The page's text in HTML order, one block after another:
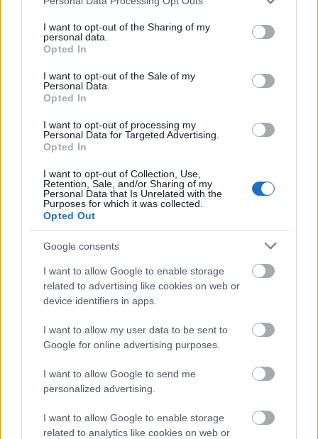
not limited to your visit or usage behaviour. You may click to
grant or deny consent to Google and its third-party tags to
use your data for below specified purposes in below Google
consent section.
I want to opt-out of the Sharing of my
personal data.
Opted In
I want to opt-out of the Sale of my
Personal Data.
Opted In
I want to opt-out of processing my
Personal Data for Targeted Advertising.
Opted In
I want to opt-out of Collection, Use,
Retention, Sale, and/or Sharing of my
Personal Data that Is Unrelated with the
Purposes for which it was collected.
Opted Out
Google consents
I want to allow Google to enable storage
related to advertising like cookies on web or
device identifiers in apps.
I want to allow my user data to be sent to
Google for online advertising purposes.
I want to allow Google to send me
personalized advertising.
I want to allow Google to enable storage
related to analytics like cookies on web or
VAGY
|Z|
17 éve
Gondolom akkor ez nem csak XSS, hanem CSRF is
volt egyben...
buherator
@zoli20: CSRF esetén általában egy a célponttól
különböző oldalról kényszerítünk kérést a célpont
alkalmazás hosztja felé, de szerintem kár
definiciókon vitatkozni.